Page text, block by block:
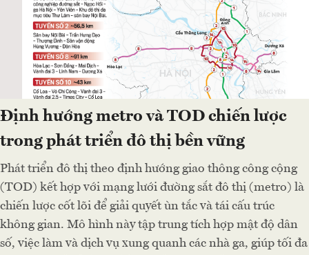
Định hướng metro và TOD chiến lược
trong phát triển đô thị bền vững
Phát triển đô thị theo định hướng giao thông công cộng
(TOD) kết hợp với mạng lưới đường sắt đô thị (metro) là
chiến lược cốt lõi để giải quyết ùn tắc và tái cấu trúc
không gian. Mô hình này tập trung tích hợp mật độ dân
số, việc làm và dịch vụ xung quanh các nhà ga, giúp tối đa